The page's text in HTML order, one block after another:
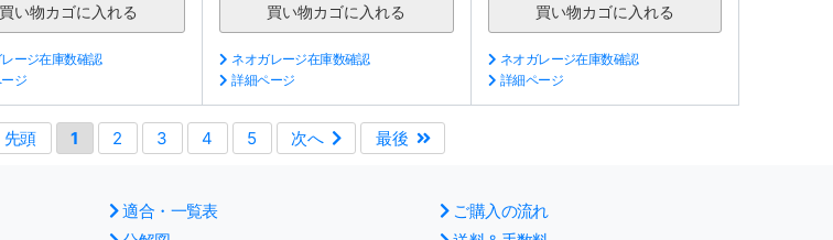
ージ在庫数確認
ジ
ネオガレージ在庫数確認
詳細ページ
ネオガレージ在庫数確認
詳細ページ
先頭 1 2 3 4 5 次へ 最後
適合・一覧表
ご購入の流れ